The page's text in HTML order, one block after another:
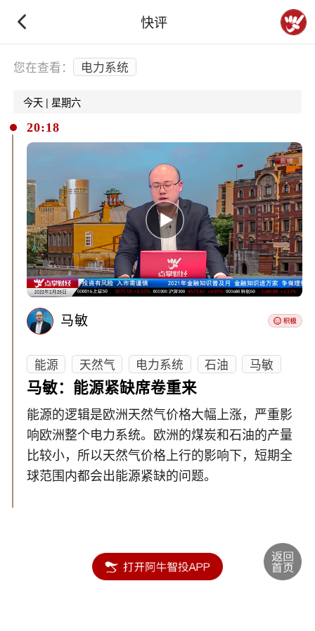
快评
下拉刷新
您在查看： 电力系统
今天 | 星期六
20:18
马敏
能源 天然气 电力系统 石油
马敏
马敏：能源紧缺席卷重来
能源的逻辑是欧洲天然气价格大幅上涨，严重影
响欧洲整个电力系统。欧洲的煤炭和石油的产量
比较小，所以天然气价格上行的影响下，短期全
球范围内都会出能源紧缺的问题。